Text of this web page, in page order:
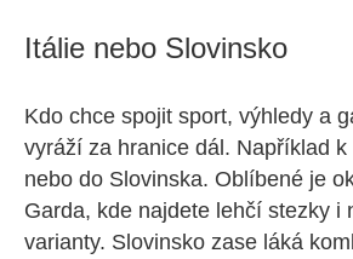
Itálie nebo Slovinsko
Kdo chce spojit sport, výhledy a
vyráží za hranice dál. Například
nebo do Slovinska. Oblíbené je
Garda, kde najdete lehčí stezky i
varianty. Slovinsko zase láká